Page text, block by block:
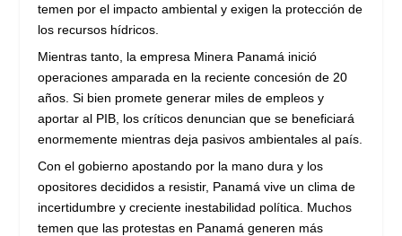
temen por el impacto ambiental y exigen la protección de
los recursos hídricos.
Mientras tanto, la empresa Minera Panamá inició
operaciones amparada en la reciente concesión de 20
años. Si bien promete generar miles de empleos y
aportar al PIB, los críticos denuncian que se beneficiará
enormemente mientras deja pasivos ambientales al país.
Con el gobierno apostando por la mano dura y los
opositores decididos a resistir, Panamá vive un clima de
incertidumbre y creciente inestabilidad política. Muchos
temen que las protestas en Panamá generen más